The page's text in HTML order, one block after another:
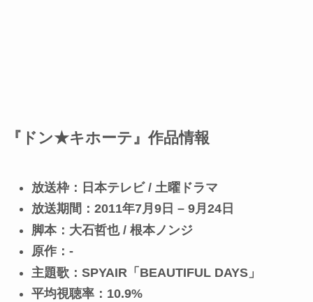
『ドン★キホーテ』作品情報
放送枠：日本テレビ / 土曜ドラマ
放送期間：2011年7月9日 – 9月24日
脚本：大石哲也 / 根本ノンジ
原作：-
主題歌：SPYAIR「BEAUTIFUL DAYS」
平均視聴率：10.9%